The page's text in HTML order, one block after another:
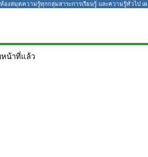
สมุดความรู้ทุกกลุ่มสาระการเรียนรู้ และความรู้ทั่วไป เ
หน้าที่แล้ว